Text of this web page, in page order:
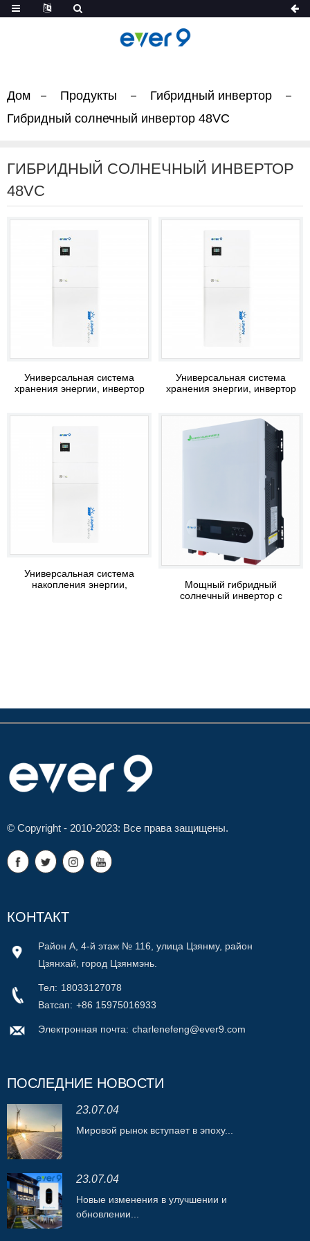
Дом Продукты
Гибридный инвертор
Гибридный солнечный инвертор 48VC
ГИБРИДНЫЙ СОЛНЕЧНЫЙ ИНВЕРТОР
48VC
Универсальная система
хранения энергии, инвертор
Универсальная система
хранения энергии, инвертор
Универсальная система
накопления энергии,
Мощный гибридный
солнечный инвертор с
© Copyright - 2010-2023: Все права защищены.
КОНТАКТ
Район А, 4-й этаж № 116, улица Цзянму, район
Цзянхай, город Цзянмэнь.
Тел: 18033127078
Ватсап: +86 15975016933
Электронная почта: charlenefeng@ever9.com
ПОСЛЕДНИЕ НОВОСТИ
23.07.04
Мировой рынок вступает в эпоху...
23.07.04
Новые изменения в улучшении и
обновлении...